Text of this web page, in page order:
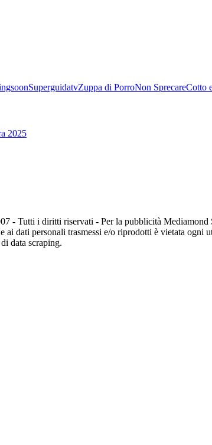
SuperguidatvZuppa di PorroNon SprecareCotto
2025
- Tutti i diritti riservati - Per la pubblicità
ai dati personali trasmessi e/o riprodotti è vietata ogni
data scraping.